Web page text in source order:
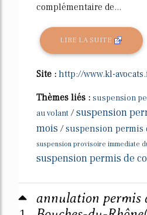
complémentaire de...
LIRE LA SUITE
Site : http://www.kl-
Thèmes liés : suspension
au volant /suspension
mois /suspension permis
suspension provisoire immediate
suspension permis de
annulation permis